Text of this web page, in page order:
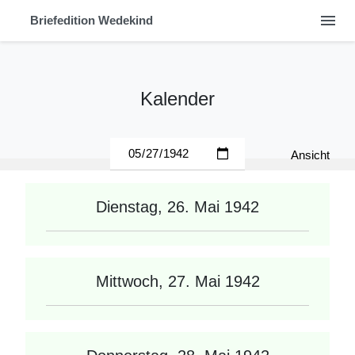
Briefedition Wedekind menu
Kalender
Ansicht
Dienstag, 26. Mai 1942
Mittwoch, 27. Mai 1942